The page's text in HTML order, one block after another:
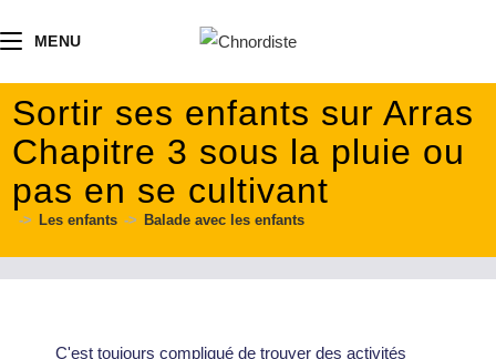
principal
MENU
Sortir ses enfants sur Arras
Chapitre 3 sous la pluie ou
pas en se cultivant
-> Les enfants -> Balade avec les enfants
C'est toujours compliqué de trouver des activités